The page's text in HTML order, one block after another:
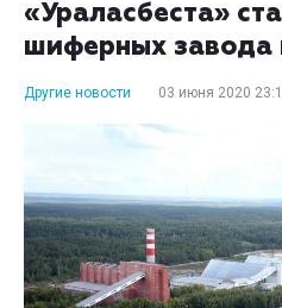
«Ураласбеста»
шиферных завода
Другие новости 03 июня 2020